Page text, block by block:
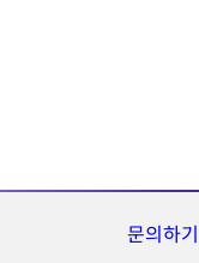
문의하기